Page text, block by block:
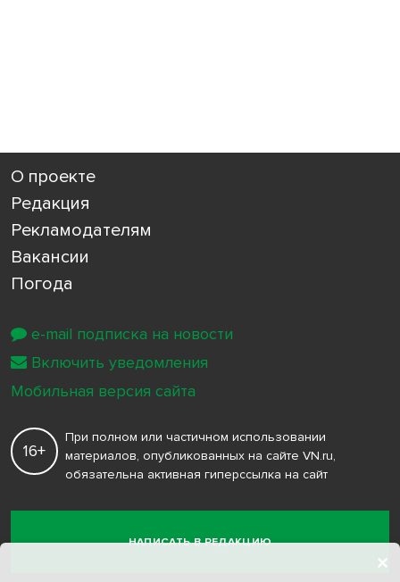
О проекте
Редакция
Рекламодателям
Вакансии
Погода
НАПИСАТЬ В РЕДАКЦИЮ
16+
При полном или частичном использовании
материалов, опубликованных на сайте VN.ru,
обязательна активная гиперссылка на сайт
e-mail подписка на новости
Включить уведомления
Мобильная версия сайта